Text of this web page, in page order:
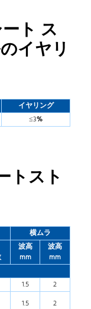
ト ス
イヤリ
イヤリング
≤3%
トスト
横ムラ
波高
mm
波高
mm
1.5
2
1.5 2